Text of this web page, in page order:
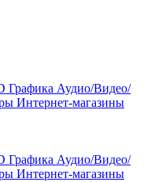
Графика Аудио/Видео/
Интернет-магазины
Графика Аудио/Видео/
Интернет-магазины